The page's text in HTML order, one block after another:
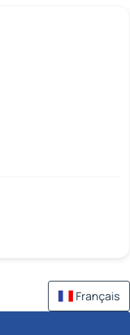
Français